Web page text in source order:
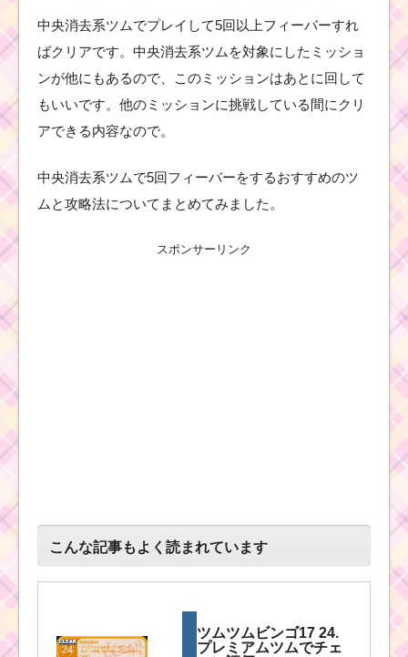
中央消去系ツムでプレイして5回以上フィーバーすれ
ばクリアです。中央消去系ツムを対象にしたミッショ
ンが他にもあるので、このミッションはあとに回して
もいいです。他のミッションに挑戦している間にクリ
アできる内容なので。
中央消去系ツムで5回フィーバーをするおすすめのツ
ムと攻略法についてまとめてみました。
スポンサーリンク
こんな記事もよく読まれています
ツムツムビンゴ17 24.
プレミアムツムでチェ